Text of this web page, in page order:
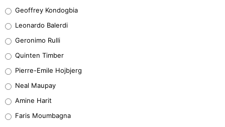
38%
32%
5%
1%
Geoffrey Kondogbia
Leonardo Balerdi
Geronimo Rulli
Quinten Timber
Pierre-Emile Hojbjerg
Neal Maupay
Amine Harit
Faris Moumbagna